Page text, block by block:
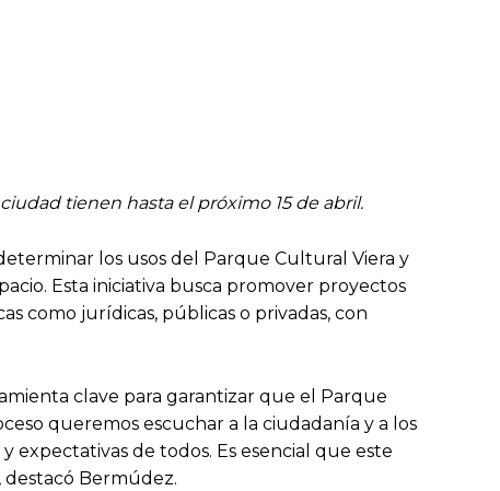
tienen hasta el próximo 15 de abril.
los usos del Parque Cultural Viera y
Esta iniciativa busca promover proyectos
como jurídicas, públicas o privadas, con
clave para garantizar que el Parque
queremos escuchar a la ciudadanía y a los
expectativas de todos. Es esencial que este
destacó Bermúdez.